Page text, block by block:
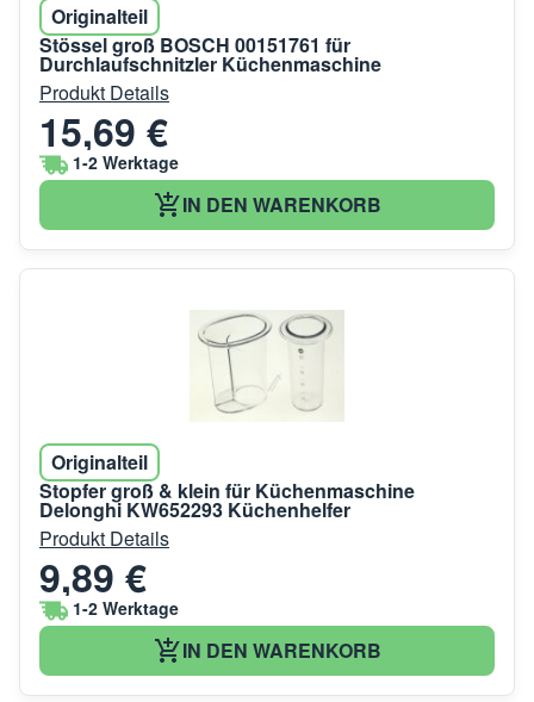
Originalteil
Stössel groß BOSCH 00151761 für
Durchlaufschnitzler Küchenmaschine
Produkt Details
15,69 €
1-2 Werktage
IN DEN WARENKORB
Originalteil
Stopfer groß & klein für Küchenmaschine
Delonghi KW652293 Küchenhelfer
Produkt Details
9,89 €
1-2 Werktage
IN DEN WARENKORB